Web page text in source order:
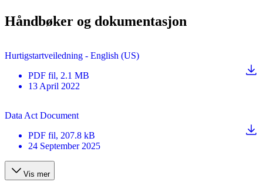
Håndbøker og dokumentasjon
Hurtigstartveiledning - English (US)
PDF fil, 2.1 MB
13 April 2022
Data Act Document
PDF fil, 207.8 kB
24 September 2025
Vis mer